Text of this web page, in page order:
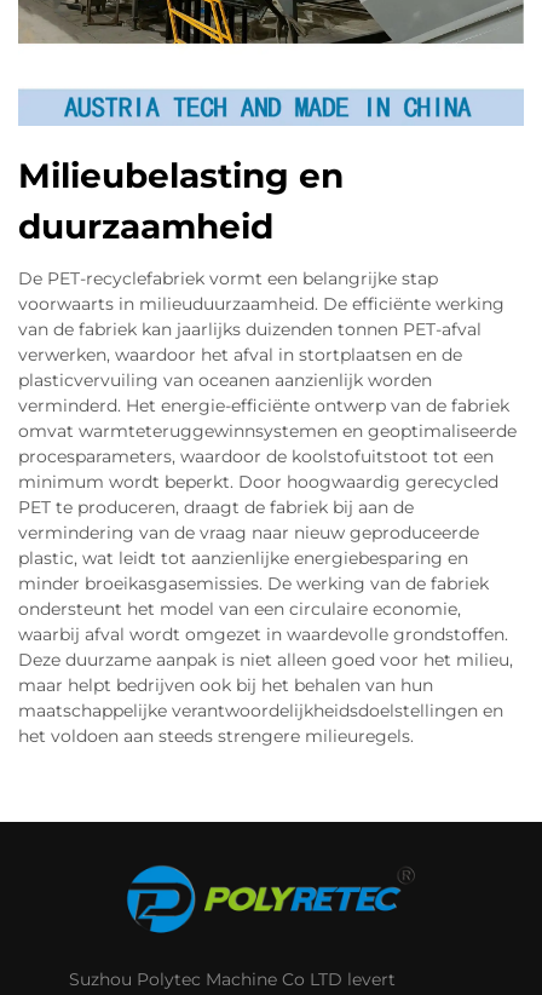
Milieubelasting en
duurzaamheid
De PET-recyclefabriek vormt een belangrijke stap
voorwaarts in milieuduurzaamheid. De efficiënte werking
van de fabriek kan jaarlijks duizenden tonnen PET-afval
verwerken, waardoor het afval in stortplaatsen en de
plasticvervuiling van oceanen aanzienlijk worden
verminderd. Het energie-efficiënte ontwerp van de fabriek
omvat warmteteruggewinnsystemen en geoptimaliseerde
procesparameters, waardoor de koolstofuitstoot tot een
minimum wordt beperkt. Door hoogwaardig gerecycled
PET te produceren, draagt de fabriek bij aan de
vermindering van de vraag naar nieuw geproduceerde
plastic, wat leidt tot aanzienlijke energiebesparing en
minder broeikasgasemissies. De werking van de fabriek
ondersteunt het model van een circulaire economie,
waarbij afval wordt omgezet in waardevolle grondstoffen.
Deze duurzame aanpak is niet alleen goed voor het milieu,
maar helpt bedrijven ook bij het behalen van hun
maatschappelijke verantwoordelijkheidsdoelstellingen en
het voldoen aan steeds strengere milieuregels.
Suzhou Polytec Machine Co LTD levert